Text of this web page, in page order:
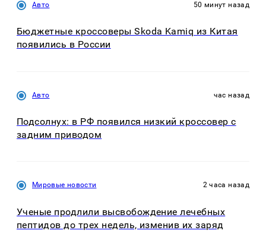
Авто 50 минут назад
Бюджетные кроссоверы Skoda Kamiq из Китая
появились в России
Авто час назад
Подсолнух: в РФ появился низкий кроссовер с
задним приводом
Мировые новости 2 часа назад
Ученые продлили высвобождение лечебных
пептидов до трех недель, изменив их заряд